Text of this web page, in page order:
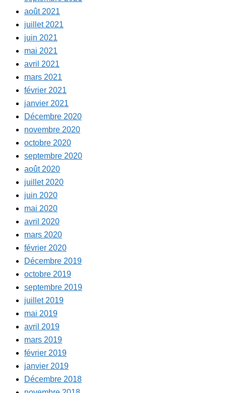
août 2021
juillet 2021
juin 2021
mai 2021
avril 2021
mars 2021
février 2021
janvier 2021
Décembre 2020
novembre 2020
octobre 2020
septembre 2020
août 2020
juillet 2020
juin 2020
mai 2020
avril 2020
mars 2020
février 2020
Décembre 2019
octobre 2019
septembre 2019
juillet 2019
mai 2019
avril 2019
mars 2019
février 2019
janvier 2019
Décembre 2018